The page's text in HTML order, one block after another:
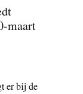
maart
er bij de